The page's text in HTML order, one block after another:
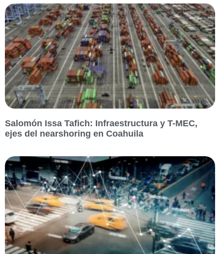
Salomón Issa Tafich: Infraestructura y T-MEC,
ejes del nearshoring en Coahuila